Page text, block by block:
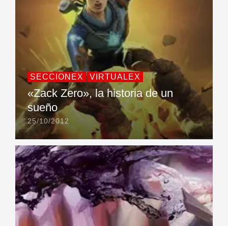
SECCIONEX VIRTUALEX
«Zack Zero», la historia de un
sueño
25/10/2012